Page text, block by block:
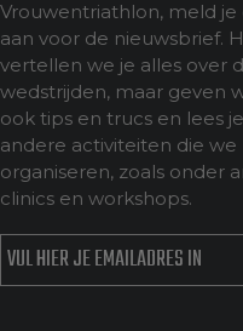
Vrouwentriathlon, meld je
aan voor de nieuwsbrief.
vertellen we je alles over
wedstrijden, maar geven
ook tips en trucs en lees
andere activiteiten die we
organiseren, zoals onder
clinics en workshops.